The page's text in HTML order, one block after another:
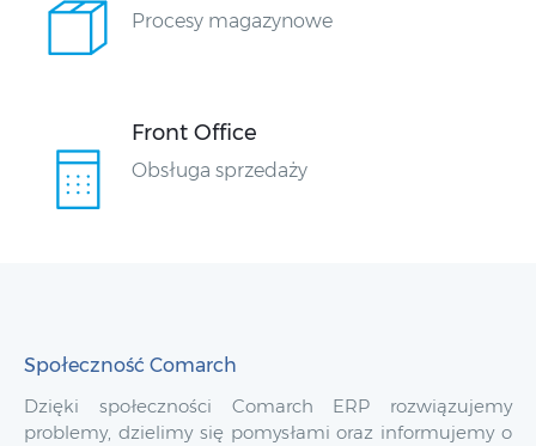
Procesy magazynowe
Front Office
Obsługa sprzedaży
Społeczność Comarch
Dzięki społeczności Comarch ERP rozwiązujemy
problemy, dzielimy się pomysłami oraz informujemy o